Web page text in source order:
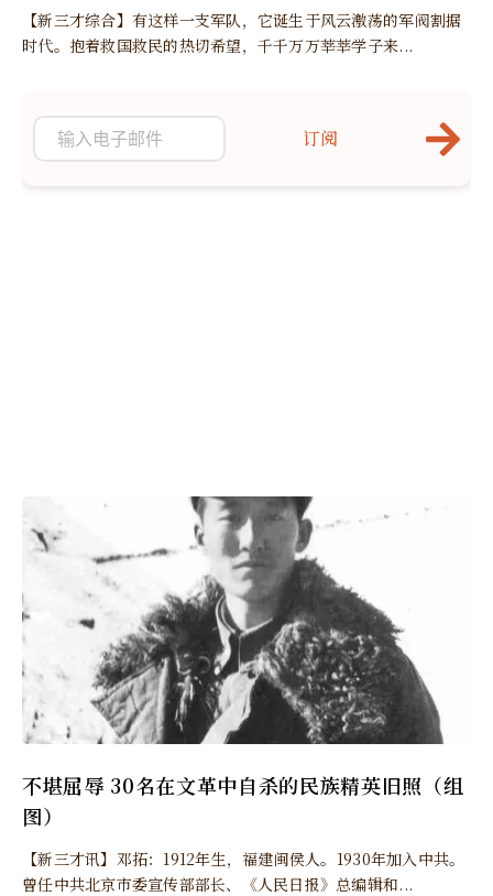
【新三才综合】有这样一支军队，它诞生于风云激荡的军阀割据
时代。抱着救国救民的热切希望，千千万万莘莘学子来...
不堪屈辱 30名在文革中自杀的民族精英旧照（组
图）
【新三才讯】邓拓：1912年生，福建闽侯人。1930年加入中共。
曾任中共北京市委宣传部部长、《人民日报》总编辑和...
订阅